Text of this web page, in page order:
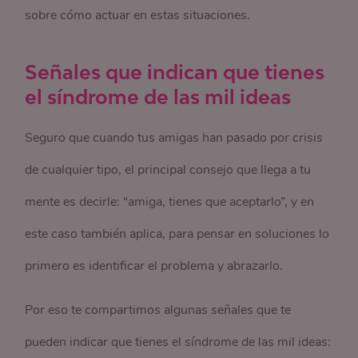
sobre cómo actuar en estas situaciones.
Señales que indican que tienes
el síndrome de las mil ideas
Seguro que cuando tus amigas han pasado por crisis
de cualquier tipo, el principal consejo que llega a tu
mente es decirle: “amiga, tienes que aceptarlo”, y en
este caso también aplica, para pensar en soluciones lo
primero es identificar el problema y abrazarlo.
Por eso te compartimos algunas señales que te
pueden indicar que tienes el síndrome de las mil ideas: